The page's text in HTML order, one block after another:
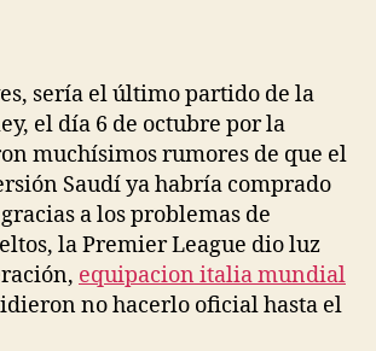
sería el último partido de la
el día 6 de octubre por la
muchísimos rumores de que el
Saudí ya habría comprado
a los problemas de
la Premier League dio luz
equipacion italia mundial
no hacerlo oficial hasta el